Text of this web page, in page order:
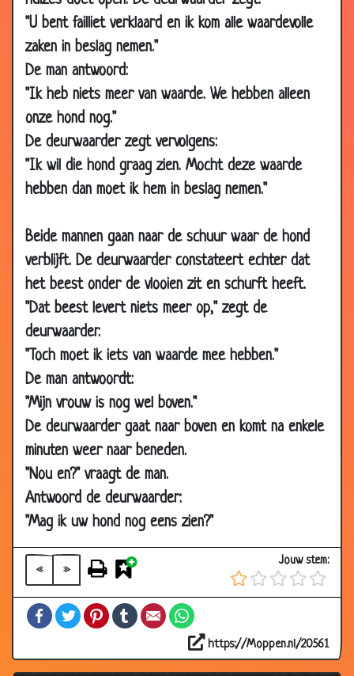
"U bent failliet verklaard en ik kom alle waardevolle
zaken in beslag nemen."
De man antwoord:
"Ik heb niets meer van waarde. We hebben alleen
onze hond nog."
De deurwaarder zegt vervolgens:
"Ik wil die hond graag zien. Mocht deze waarde
hebben dan moet ik hem in beslag nemen."
Beide mannen gaan naar de schuur waar de hond
verblijft. De deurwaarder constateert echter dat
het beest onder de vlooien zit en schurft heeft.
"Dat beest levert niets meer op," zegt de
deurwaarder.
"Toch moet ik iets van waarde mee hebben."
De man antwoordt:
"Mijn vrouw is nog wel boven."
De deurwaarder gaat naar boven en komt na enkele
minuten weer naar beneden.
"Nou en?" vraagt de man.
Antwoord de deurwaarder:
"Mag ik uw hond nog eens zien?"
« »
Jouw stem:
FacebookTwitterPinterestTumblrEmail
https://Moppen.nl/20561
28 Aug
2002
Een maagd trouwen 3.28
22 Jun
2002
Wedden dat...
01 Jan
2000
Verjaardag
01 Jan
2000
Octrooi 3.46
2002
22 Mar
2002
Cindy, Pamela en Naomi 3.72
20 Mar
De brandweerman
19 Mar
2002
Leugenaar, of toch niet?
2002
10 Mar
2002
Mooie liefde
25 Feb
2002
Varken
16 Feb
2002
Van arm naar rijk
14 Feb
25 jaar 3.48
06 Feb
Vrouwen